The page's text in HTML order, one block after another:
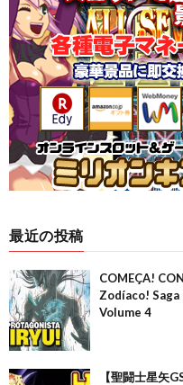
最近の投稿
COMEÇA!
Zodíaco!
Volume 4
【聖闘士星矢